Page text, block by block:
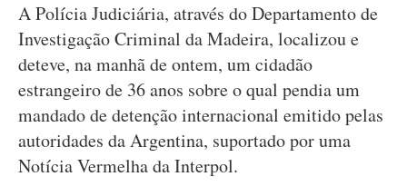
A Polícia Judiciária, através do Departamento de
Investigação Criminal da Madeira, localizou e
deteve, na manhã de ontem, um cidadão
estrangeiro de 36 anos sobre o qual pendia um
mandado de detenção internacional emitido pelas
autoridades da Argentina, suportado por uma
Notícia Vermelha da Interpol.